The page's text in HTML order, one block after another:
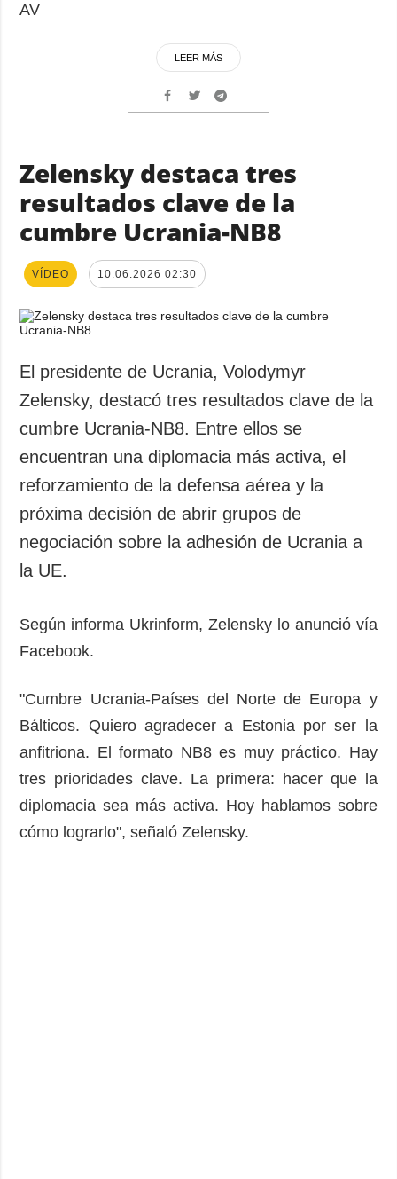
AV
LEER MÁS
Zelensky destaca tres
resultados clave de la
cumbre Ucrania-NB8
VÍDEO 10.06.2026 02:30
El presidente de Ucrania, Volodymyr
Zelensky, destacó tres resultados clave de la
cumbre Ucrania-NB8. Entre ellos se
encuentran una diplomacia más activa, el
reforzamiento de la defensa aérea y la
próxima decisión de abrir grupos de
negociación sobre la adhesión de Ucrania a
la UE.
Según informa Ukrinform, Zelensky lo anunció vía
Facebook.
"Cumbre Ucrania-Países del Norte de Europa y
Bálticos. Quiero agradecer a Estonia por ser la
anfitriona. El formato NB8 es muy práctico. Hay
tres prioridades clave. La primera: hacer que la
diplomacia sea más activa. Hoy hablamos sobre
cómo lograrlo", señaló Zelensky.